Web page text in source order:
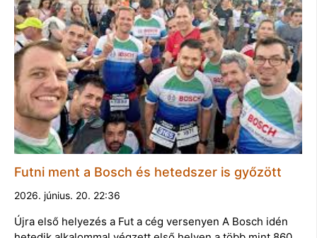
Futni ment a Bosch és hetedszer is győzött
2026. június. 20. 22:36
Újra első helyezés a Fut a cég versenyen A Bosch idén